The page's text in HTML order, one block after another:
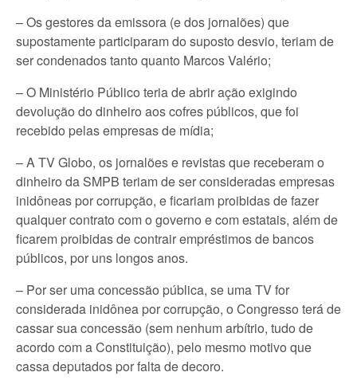
– Os gestores da emissora (e dos jornalões) que
supostamente participaram do suposto desvio, teriam de
ser condenados tanto quanto Marcos Valério;
– O Ministério Público teria de abrir ação exigindo
devolução do dinheiro aos cofres públicos, que foi
recebido pelas empresas de mídia;
– A TV Globo, os jornalões e revistas que receberam o
dinheiro da SMPB teriam de ser consideradas empresas
inidôneas por corrupção, e ficariam proibidas de fazer
qualquer contrato com o governo e com estatais, além de
ficarem proibidas de contrair empréstimos de bancos
públicos, por uns longos anos.
– Por ser uma concessão pública, se uma TV for
considerada inidônea por corrupção, o Congresso terá de
cassar sua concessão (sem nenhum arbítrio, tudo de
acordo com a Constituição), pelo mesmo motivo que
cassa deputados por falta de decoro.